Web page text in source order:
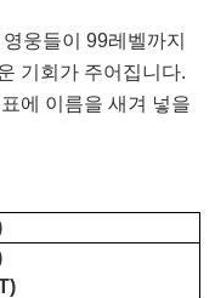
웅들이 99레벨까지
기회가 주어집니다.
에 이름을 새겨 넣을